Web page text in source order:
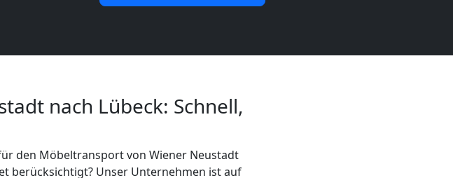
nach Lübeck: Schnell,
den Möbeltransport von Wiener Neustadt
berücksichtigt? Unser Unternehmen ist auf